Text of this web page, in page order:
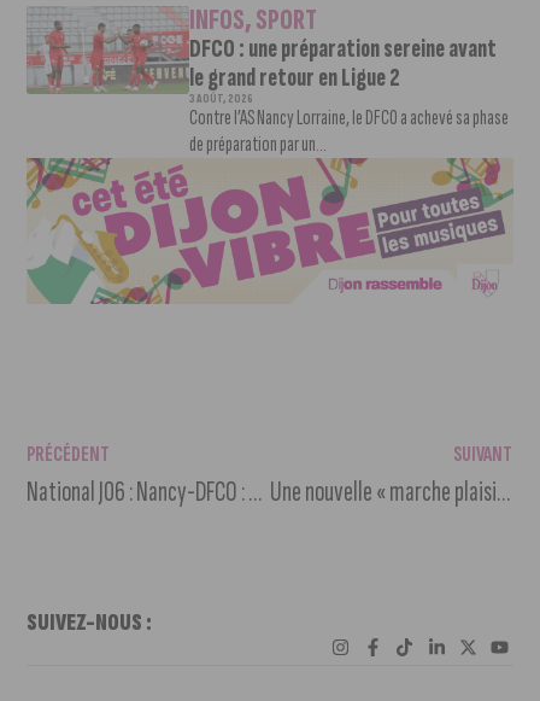
INFOS,SPORT
DFCO : une préparation sereine avant
le grand retour en Ligue 2
3 AOÛT, 2026
Contre l’AS Nancy Lorraine, le DFCO a achevé sa phase
de préparation par un...
PRÉCÉDENT
National J06 : Nancy-DFCO : défaite de Dijon (3-0)
SUIVANT
Une nouvelle « marche plaisir » pour découvrir le port du Canal
SUIVEZ-NOUS :